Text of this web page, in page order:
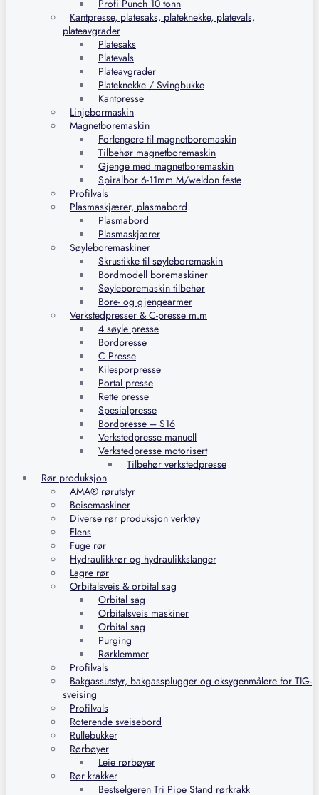
Profi Punch 10 tonn
Kantpresse, platesaks, plateknekke, platevals,
plateavgrader
Platesaks
Platevals
Plateavgrader
Plateknekke / Svingbukke
Kantpresse
Linjebormaskin
Magnetboremaskin
Forlengere til magnetboremaskin
Tilbehør magnetboremaskin
Gjenge med magnetboremaskin
Spiralbor 6-11mm M/weldon feste
Profilvals
Plasmaskjærer, plasmabord
Plasmabord
Plasmaskjærer
Søyleboremaskiner
Skrustikke til søyleboremaskin
Bordmodell boremaskiner
Søyleboremaskin tilbehør
Bore- og gjengearmer
Verkstedpresser & C-presse m.m
4 søyle presse
Bordpresse
C Presse
Kilesporpresse
Portal presse
Rette presse
Spesialpresse
Bordpresse – S16
Verkstedpresse manuell
Verkstedpresse motorisert
Tilbehør verkstedpresse
Rør produksjon
AMA® rørutstyr
Beisemaskiner
Diverse rør produksjon verktøy
Flens
Fuge rør
Hydraulikkrør og hydraulikkslanger
Lagre rør
Orbitalsveis & orbital sag
Orbital sag
Orbitalsveis maskiner
Orbital sag
Purging
Rørklemmer
Profilvals
Bakgassutstyr, bakgassplugger og oksygenmålere for TIG-
sveising
Profilvals
Roterende sveisebord
Rullebukker
Rørbøyer
Leie rørbøyer
Rør krakker
Bestselgeren Tri Pipe Stand rørkrakk